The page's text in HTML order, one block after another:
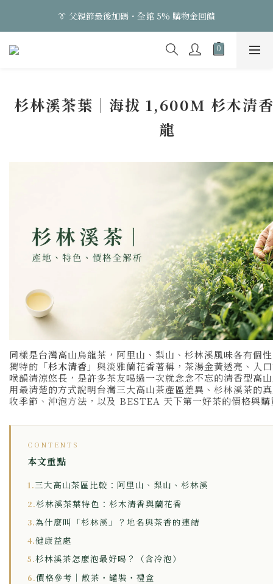
👔 父親節最後加碼・全館 5% 購物金回饋
👔 父親節最後加碼・全館 5% 購物金回饋
2
1
2
1
4
3
3
2
2
1
8
7
1
0
:
4
3
1
8
7
6
5
2
1
秒
杉林溪茶葉｜海拔 1,600M 杉木清
龍
同樣是台灣高山烏龍茶，阿里山、梨山、杉林溪風味各有個
獨特的「杉木清香 」與淡雅蘭花香著稱，茶湯金黃透亮、入
喉韻清涼悠長，是許多茶友喝過一次就念念不忘的清香型高
用最清楚的方式說明台灣三大高山茶產區差異、杉林溪茶的
收季節、沖泡方法，以及 BESTEA 天下第一好茶的價格與
CONTENTS
本文重點
1.三大高山茶區比較：阿里山、梨山、杉林溪
2.杉林溪茶葉特色：杉木清香與蘭花香
3.為什麼叫「杉林溪」？地名與茶香的連結
4.健康益處
5.杉林溪茶怎麼泡最好喝？（含冷泡）
6.價格參考｜散茶・罐裝・禮盒